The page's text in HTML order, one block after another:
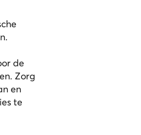
de
Zorg
en
te